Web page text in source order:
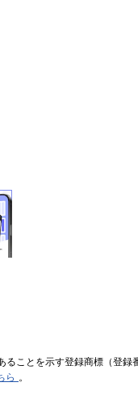
ることを示す登録商標（登
ら 。